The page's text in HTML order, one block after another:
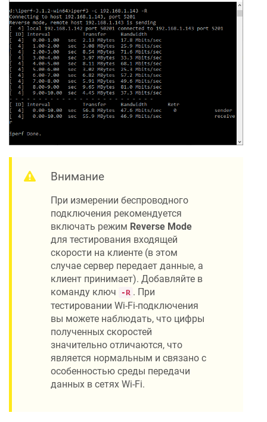
Внимание
При измерении беспроводного
подключения рекомендуется
включать режим Reverse Mode
для тестирования входящей
скорости на клиенте (в этом
случае сервер передает данные, а
клиент принимает). Добавляйте в
команду ключ
-R . При
тестировании Wi-Fi-подключения
вы можете наблюдать, что цифры
полученных скоростей
значительно отличаются, что
является нормальным и связано с
особенностью среды передачи
данных в сетях Wi-Fi.